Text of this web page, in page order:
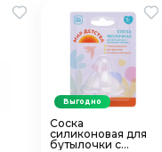
Соска
силиконовая для
бутылочки с
Выгодно